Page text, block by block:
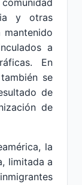
y otras
a
En
se
de
de
la
limitada a